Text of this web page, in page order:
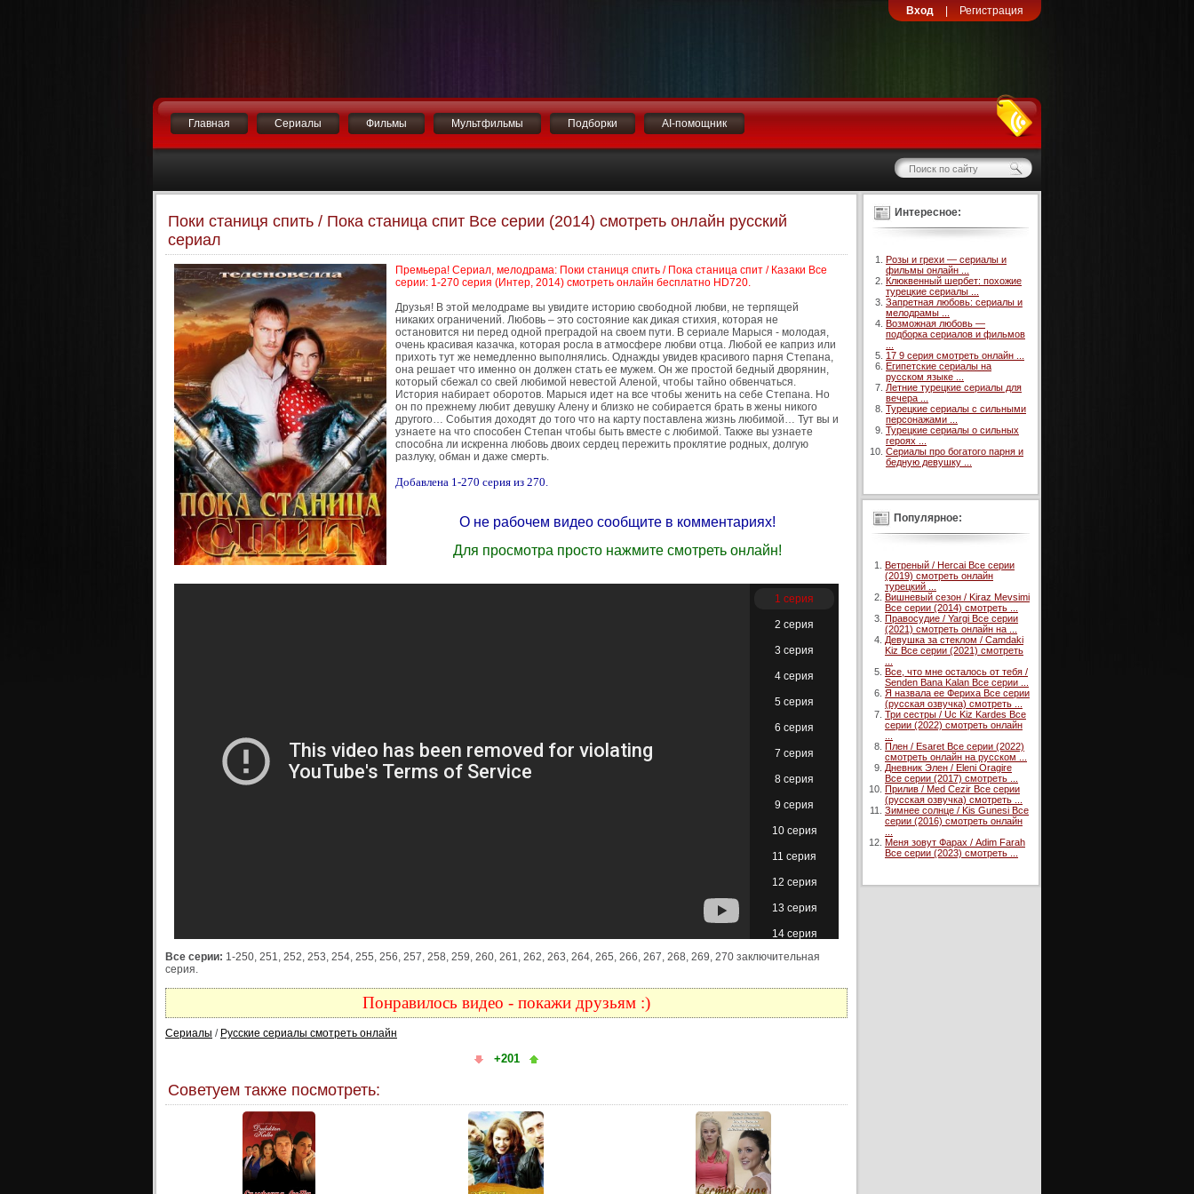
Вход Регистрация
Главная Сериалы Фильмы Мультфильмы Подборки AI-помощник
Поки станиця спить / Пока станица спит Все серии (2014) смотреть онлайн русский
сериал
Премьера! Сериал, мелодрама: Поки станиця спить / Пока станица спит / Казаки Все
серии: 1-270 серия (Интер, 2014) смотреть онлайн бесплатно HD720.
Друзья! В этой мелодраме вы увидите историю свободной любви, не терпящей
никаких ограничений. Любовь – это состояние как дикая стихия, которая не
остановится ни перед одной преградой на своем пути. В сериале Марыся - молодая,
очень красивая казачка, которая росла в атмосфере любви отца. Любой ее каприз или
прихоть тут же немедленно выполнялись. Однажды увидев красивого парня Степана,
она решает что именно он должен стать ее мужем. Он же простой бедный дворянин,
который сбежал со свей любимой невестой Аленой, чтобы тайно обвенчаться.
История набирает оборотов. Марыся идет на все чтобы женить на себе Степана. Но
он по прежнему любит девушку Алену и близко не собирается брать в жены никого
другого… События доходят до того что на карту поставлена жизнь любимой… Тут вы и
узнаете на что способен Степан чтобы быть вместе с любимой. Также вы узнаете
способна ли искренна любовь двоих сердец пережить проклятие родных, долгую
разлуку, обман и даже смерть.
Добавлена 1-270 серия из 270.
О не рабочем видео сообщите в комментариях!
Для просмотра просто нажмите смотреть онлайн!
1 серия
2 серия
3 серия
4 серия
5 серия
6 серия
7 серия
8 серия
9 серия
10 серия
11 серия
12 серия
13 серия
14 серия
15 серия
16 серия
Все серии: 1-250, 251, 252, 253, 254, 255, 256, 257, 258, 259, 260, 261, 262, 263, 264, 265, 266, 267, 268, 269, 270 заключительная
серия.
Понравилось видео - покажи друзьям :)
Сериалы / Русские сериалы смотреть онлайн
+201
Советуем также посмотреть:
Интересное:
Розы и грехи — сериалы и
фильмы онлайн ...
Клюквенный шербет: похожие
турецкие сериалы ...
Запретная любовь: сериалы и
мелодрамы ...
Возможная любовь —
подборка сериалов и фильмов
17 9 серия смотреть онлайн ...
Египетские сериалы на
русском языке ...
Летние турецкие сериалы для
вечера ...
Турецкие сериалы с сильными
персонажами ...
Турецкие сериалы о сильных
героях ...
Сериалы про богатого парня и
бедную девушку ...
Популярное:
Ветреный / Hercai Все серии
(2019) смотреть онлайн
турецкий ...
Вишневый сезон / Kiraz Mevsimi
Все серии (2014) смотреть ...
Правосудие / Yargi Все серии
(2021) смотреть онлайн на ...
Девушка за стеклом / Camdaki
Kiz Все серии (2021) смотреть
Все, что мне осталось от тебя /
Senden Bana Kalan Все серии ...
Я назвала ее Фериха Все серии
(русская озвучка) смотреть ...
Три сестры / Uc Kiz Kardes Все
серии (2022) смотреть онлайн
Плен / Esaret Все серии (2022)
смотреть онлайн на русском ...
Дневник Элен / Eleni Oragire
Все серии (2017) смотреть ...
Прилив / Med Cezir Все серии
(русская озвучка) смотреть ...
Зимнее солнце / Kis Gunesi Все
серии (2016) смотреть онлайн
Меня зовут Фарах / Adim Farah
Все серии (2023) смотреть ...